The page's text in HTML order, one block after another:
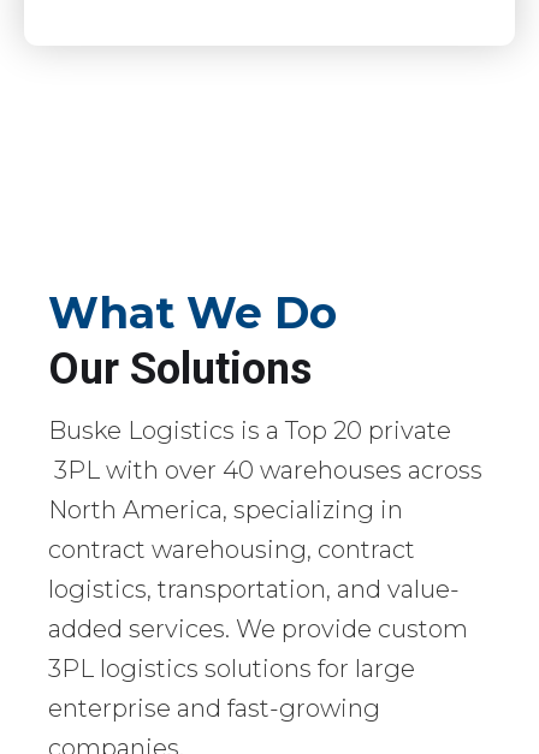
What We Do
Our Solutions
Buske Logistics is a Top 20 private
3PL with over 40 warehouses across
North America, specializing in
contract warehousing, contract
logistics, transportation, and value-
added services. We provide custom
3PL logistics solutions for large
enterprise and fast-growing